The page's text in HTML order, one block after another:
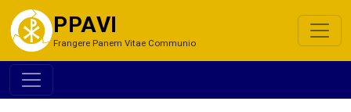
PPAVI
Frangere Panem Vitae Communio